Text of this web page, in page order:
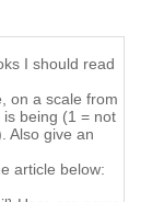
I should read
on a scale from
being (1 = not
Also give an
article below: